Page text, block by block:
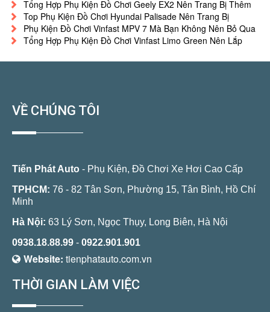
Tổng Hợp Phụ Kiện Đồ Chơi Geely EX2 Nên Trang Bị Thêm
Top Phụ Kiện Đồ Chơi Hyundai Palisade Nên Trang Bị
Phụ Kiện Đồ Chơi Vinfast MPV 7 Mà Bạn Không Nên Bỏ Qua
Tổng Hợp Phụ Kiện Đồ Chơi Vinfast Limo Green Nên Lắp
VỀ CHÚNG TÔI
Tiến Phát Auto - Phụ Kiện, Đồ Chơi Xe Hơi Cao Cấp
TPHCM: 76 - 82 Tân Sơn, Phường 15, Tân Bình, Hồ Chí
Minh
Hà Nội: 63 Lý Sơn, Ngọc Thụy, Long Biên, Hà Nội
0938.18.88.99 - 0922.901.901
Website: tienphatauto.com.vn
THỜI GIAN LÀM VIỆC